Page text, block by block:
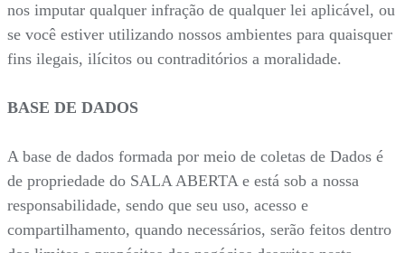
nos imputar qualquer infração de qualquer lei aplicável, ou
se você estiver utilizando nossos ambientes para quaisquer
fins ilegais, ilícitos ou contraditórios a moralidade.
BASE DE DADOS
A base de dados formada por meio de coletas de Dados é
de propriedade do SALA ABERTA e está sob a nossa
responsabilidade, sendo que seu uso, acesso e
compartilhamento, quando necessários, serão feitos dentro